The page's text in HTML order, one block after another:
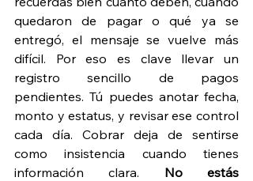
quedaron de pagar o qué ya se
entregó, el mensaje se vuelve más
difícil. Por eso es clave llevar un
registro sencillo de pagos
pendientes. Tú puedes anotar fecha,
monto y estatus, y revisar ese control
cada día. Cobrar deja de sentirse
como insistencia cuando tienes
información clara. No estás